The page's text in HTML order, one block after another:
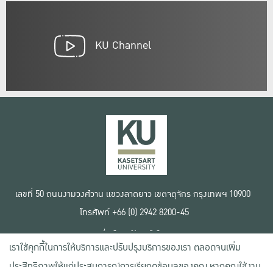
KU Channel
เลขที่ 50 ถนนงามวงศ์วาน แขวงลาดยาว เขตจตุจักร กรุงเทพฯ 10900
โทรศัพท์ +66 (0) 2942 8200-45
เงื่อนไขการใช้งานเว็บไซต์
ข้อตกลงด้านสิทธิ์ใช้งาน
นโยบายความเป็นส่วนตัว
เราใช้คุกกี้ในการให้บริการและปรับปรุงบริการของเรา ตลอดจนเพิ่ม